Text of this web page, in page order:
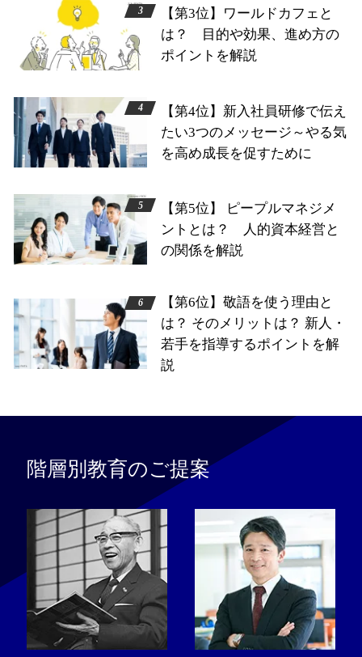
【第3位】ワールドカフェと
は？ 目的や効果、進め方の
ポイントを解説
【第4位】新入社員研修で伝え
たい3つのメッセージ～やる気
を高め成長を促すために
【第5位】 ピープルマネジメ
ントとは？ 人的資本経営と
の関係を解説
【第6位】敬語を使う理由と
は？ そのメリットは？ 新人・
若手を指導するポイントを解
説
階層別教育のご提案